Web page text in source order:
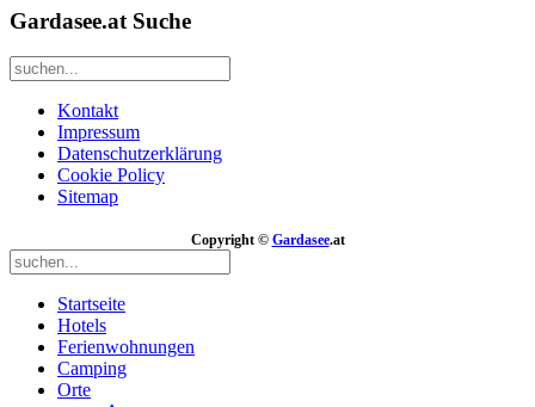
Gardasee.at Suche
Kontakt
Impressum
Datenschutzerklärung
Cookie Policy
Sitemap
Copyright © Gardasee.at
Startseite
Hotels
Ferienwohnungen
Camping
Orte